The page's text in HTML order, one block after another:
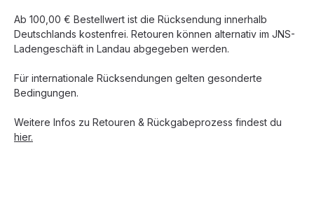
Ab 100,00 € Bestellwert ist die Rücksendung innerhalb
Deutschlands kostenfrei. Retouren können alternativ im JNS-
Ladengeschäft in Landau abgegeben werden.
Für internationale Rücksendungen gelten gesonderte
Bedingungen.
Weitere Infos zu Retouren & Rückgabeprozess findest du
hier.